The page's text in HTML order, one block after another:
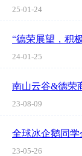
25-01-24
“德荣展望，积
24-01-25
南山云谷&德荣
户”讲座圆满结束
23-08-09
全球冰企鹅同
23-05-26